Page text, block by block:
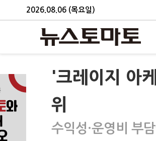
2026.08.06 (목요일)
'크레이지 아
위
수익성·운영비 부